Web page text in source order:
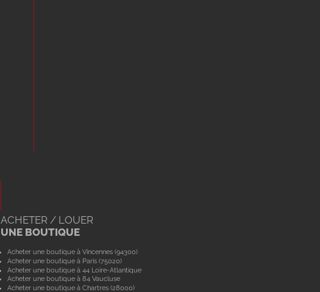
ACHETER / LOUER
UNE BOUTIQUE
Acheter une boutique à Vincennes (94300)
Acheter une boutique à Paris (75020)
Acheter une boutique à 44 Loire-Atlantique
Acheter une boutique à 84 Vaucluse
Acheter une boutique à Chartres (28000)